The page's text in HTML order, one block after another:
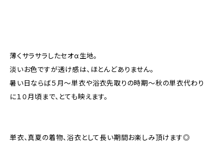
薄くサラサラしたセオα生地。
淡いお色ですが透け感は、ほとんどありません。
暑い日ならば５月〜単衣や浴衣先取りの時期〜秋の単衣代わり
に１０月頃まで、とても映えます。
単衣、真夏の着物、浴衣として長い期間お楽しみ頂けます◎